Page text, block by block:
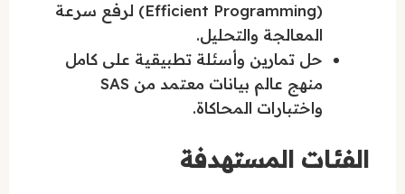
(Efficient Programming) لرفع سرعة
المعالجة والتحليل.
حل تمارين وأسئلة تطبيقية على كامل
منهج عالم بيانات معتمد من SAS
واختبارات المحاكاة.
الفئات المستهدفة